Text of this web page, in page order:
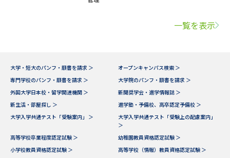
一覧を表示
大学・短大のパンフ・願書を請求 ＞
オープンキャンパス検索 ＞
専門学校のパンフ・願書を請求 ＞
大学院のパンフ・願書を請求 ＞
外国大学日本校・留学関連機関 ＞
新聞奨学会・進学情報誌 ＞
新生活・部屋探し ＞
進学塾・予備校、高卒認定予備校 ＞
大学入学共通テスト「受験案内」 ＞
大学入学共通テスト「受験上の配慮案内」
＞
高等学校卒業程度認定試験 ＞
幼稚園教員資格認定試験 ＞
小学校教員資格認定試験 ＞
高等学校（情報）教員資格認定試験 ＞